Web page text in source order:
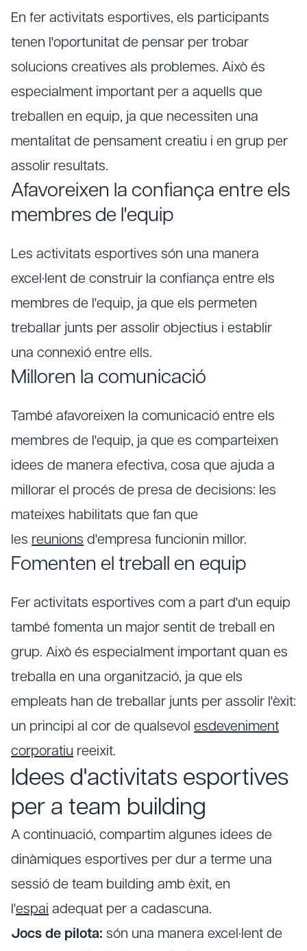
En fer activitats esportives, els participants
tenen l'oportunitat de pensar per trobar
solucions creatives als problemes. Això és
especialment important per a aquells que
treballen en equip, ja que necessiten una
mentalitat de pensament creatiu i en grup per
assolir resultats.
Afavoreixen la confiança entre els
membres de l'equip
Les activitats esportives són una manera
excel·lent de construir la confiança entre els
membres de l'equip, ja que els permeten
treballar junts per assolir objectius i establir
una connexió entre ells.
Milloren la comunicació
També afavoreixen la comunicació entre els
membres de l'equip, ja que es comparteixen
idees de manera efectiva, cosa que ajuda a
millorar el procés de presa de decisions: les
mateixes habilitats que fan que
les reunions d'empresa funcionin millor.
Fomenten el treball en equip
Fer activitats esportives com a part d'un equip
també fomenta un major sentit de treball en
grup. Això és especialment important quan es
treballa en una organització, ja que els
empleats han de treballar junts per assolir l'èxit:
un principi al cor de qualsevol esdeveniment
corporatiu reeixit.
Idees d'activitats esportives
per a team building
A continuació, compartim algunes idees de
dinàmiques esportives per dur a terme una
sessió de team building amb èxit, en
l'espai adequat per a cadascuna.
Jocs de pilota: són una manera excel·lent de